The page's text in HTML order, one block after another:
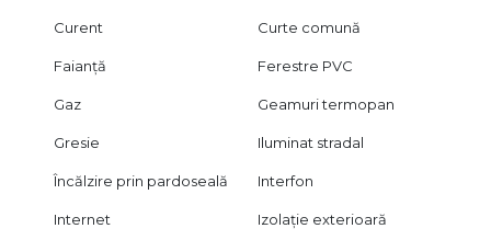
Curent Curte comună
Faianță Ferestre PVC
Gaz Geamuri termopan
Gresie Iluminat stradal
Încălzire prin pardoseală Interfon
Internet Izolație exterioară